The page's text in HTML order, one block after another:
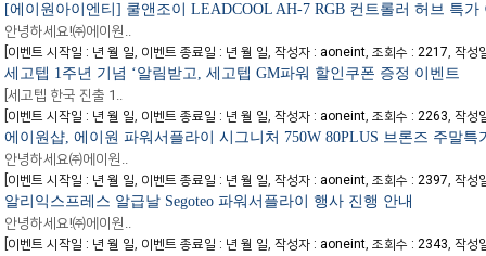
[에이원아이엔티] 쿨앤조이 LEADCOOL AH-7 RGB 컨트롤러 허브 특
안녕하세요!㈜에이원..
이벤트 시작일 : 년 월 일, 이벤트 종료일 : 년 월 일,작성자 : aoneint,조회수 : 2217,작성
세고텝 1주년 기념 ‘알림받고, 세고텝 GM파워 할인쿠폰 증정 이벤트
[세고텝 한국 진출 1..
이벤트 시작일 : 년 월 일, 이벤트 종료일 : 년 월 일,작성자 : aoneint,조회수 : 2263,작성
에이원샵, 에이원 파워서플라이 시그니처 750W 80PLUS 브론즈 주말특
안녕하세요㈜에이원..
이벤트 시작일 : 년 월 일, 이벤트 종료일 : 년 월 일,작성자 : aoneint,조회수 : 2397,작성
알리익스프레스 알급날 Segoteo 파워서플라이 행사 진행 안내
안녕하세요!㈜에이원..
이벤트 시작일 : 년 월 일, 이벤트 종료일 : 년 월 일,작성자 : aoneint,조회수 : 2343,작성